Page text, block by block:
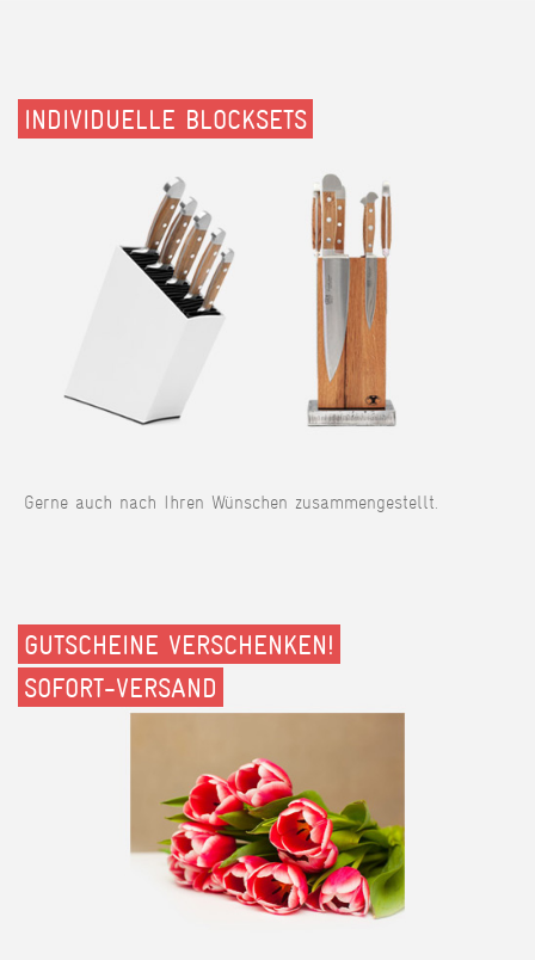
INDIVIDUELLE BLOCKSETS
Gerne auch nach Ihren Wünschen zusammengestellt.
GUTSCHEINE VERSCHENKEN!
SOFORT-VERSAND